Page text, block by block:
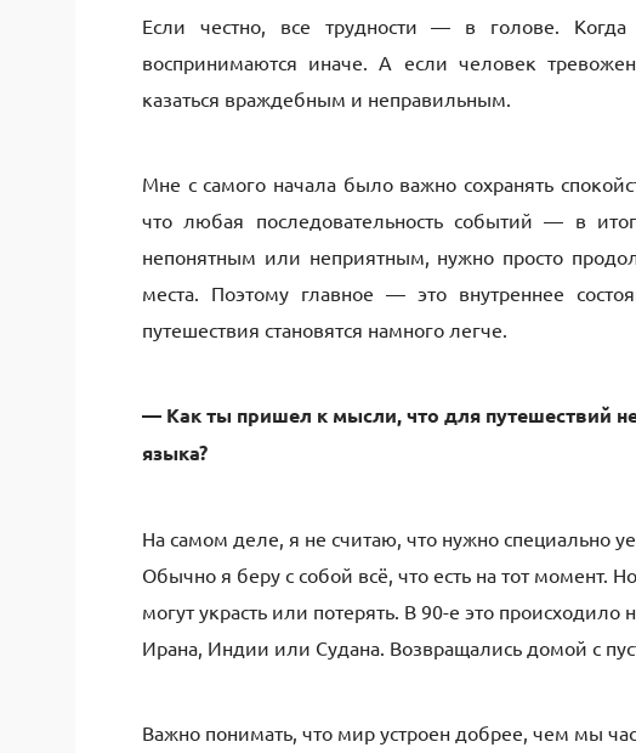
Если честно, все трудности — в голове.
воспринимаются иначе. А если человек
казаться враждебным и неправильным.
Мне с самого начала было важно сохранять
что любая последовательность событий — в
непонятным или неприятным, нужно просто
места. Поэтому главное — это внутреннее
путешествия становятся намного легче.
— Как ты пришел к мысли, что для путешествий
языка?
На самом деле, я не считаю, что нужно специально
Обычно я беру с собой всё, что есть на тот момент.
могут украсть или потерять. В 90-е это
Ирана, Индии или Судана. Возвращались домой с
Важно понимать, что мир устроен добрее, чем мы